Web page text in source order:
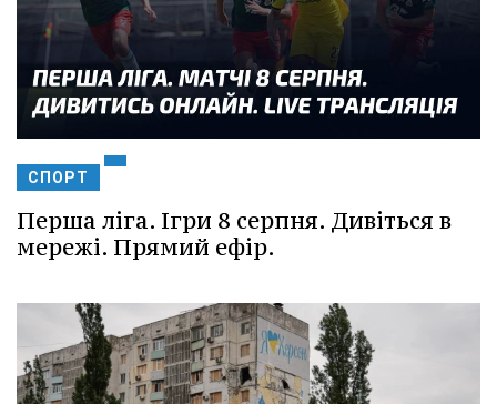
СПОРТ
Перша ліга. Ігри 8 серпня. Дивіться в
мережі. Прямий ефір.